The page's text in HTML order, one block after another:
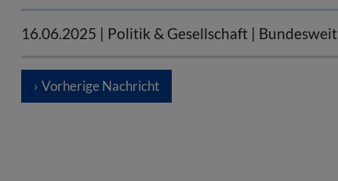
16.06.2025 | Politik & Gesellschaft | Bundesweit
Vorherige Nachricht